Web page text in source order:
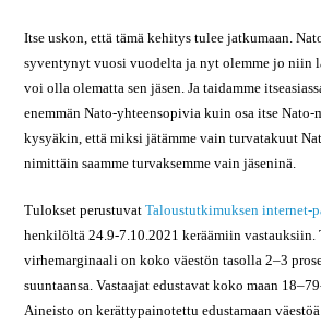
Itse uskon, että tämä kehitys tulee jatkumaan.
syventynyt vuosi vuodelta ja nyt olemme jo niin
voi olla olematta sen jäsen. Ja taidamme
enemmän Nato-yhteensopivia kuin osa itse
kysyäkin, että miksi jätämme vain turvatakuut
nimittäin saamme turvaksemme vain jäseninä.
Tulokset perustuvatTaloustutkimuksen internet-
henkilöltä 24.9-7.10.2021 keräämiin vastauksiin.
virhemarginaali on koko väestön tasolla 2–3
suuntaansa. Vastaajat edustavat koko maan
Aineisto on kerättypainotettu edustamaan